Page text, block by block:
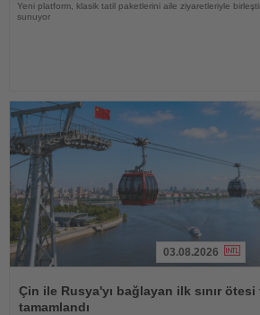
Yeni platform, klasik tatil paketlerini aile ziyaretleriyle
sunuyor
Oku
03.08.2026
Çin ile Rusya'yı bağlayan ilk sınır
tamamlandı